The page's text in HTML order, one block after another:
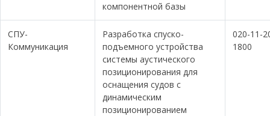
компонентной базы
СПУ-
Коммуникация
Разработка спуско-
подъемного устройства
системы аустического
позиционирования для
оснащения судов с
динамическим
позиционированием
020-11-
1800